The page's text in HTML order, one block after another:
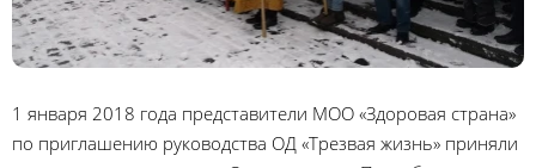
1 января 2018 года представители МОО «Здоровая страна»
по приглашению руководства ОД «Трезвая жизнь» приняли